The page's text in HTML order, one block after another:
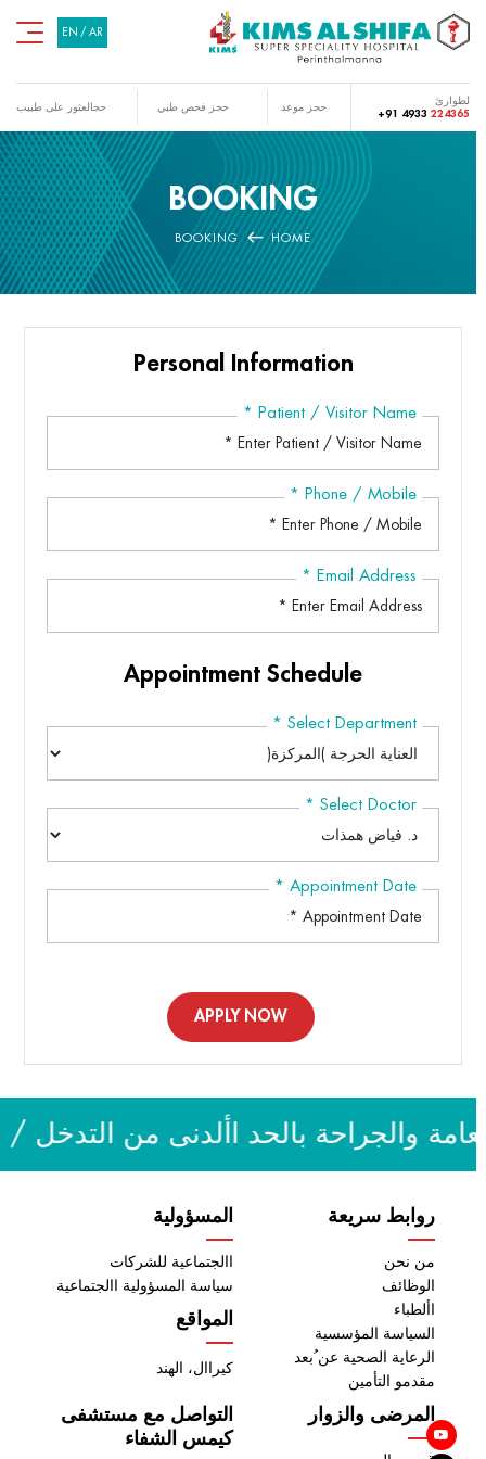
لطوارئ
+91 4933224365
حجز موعد حجز فحص طبي حجالعثور على طبيب
EN / AR
BOOKING
HOME
BOOKING
Personal Information
Patient / Visitor Name
*
Phone / Mobile
*
Email Address
*
Appointment Schedule
Select Department
*
Select Doctor
*
Appointment Date
*
APPLY NOW
والجراحة بالحد األدنى من التدخل /
روابط سريعة
من نحن
الوظائف
األطباء
السياسة المؤسسية
الرعاية الصحية عن ُبعد
مقدمو التأمين
المسؤولية
االجتماعية للشركات
سياسة المسؤولية االجتماعية
المواقع
كيراال، الهند
المرضى والزوار
التواصل مع مستشفى
كيمس الشفاء